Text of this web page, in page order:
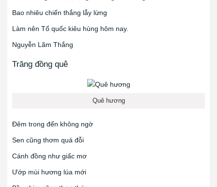
Bao nhiêu chiến thắng lẫy lừng
Làm nên Tổ quốc kiêu hùng hôm nay.
Nguyễn Lãm Thắng
Trăng đồng quê
Quê hương
Đêm trong đến không ngờ
Sen cũng thơm quá đỗi
Cánh đồng như giấc mơ
Ướp mùi hương lúa mới